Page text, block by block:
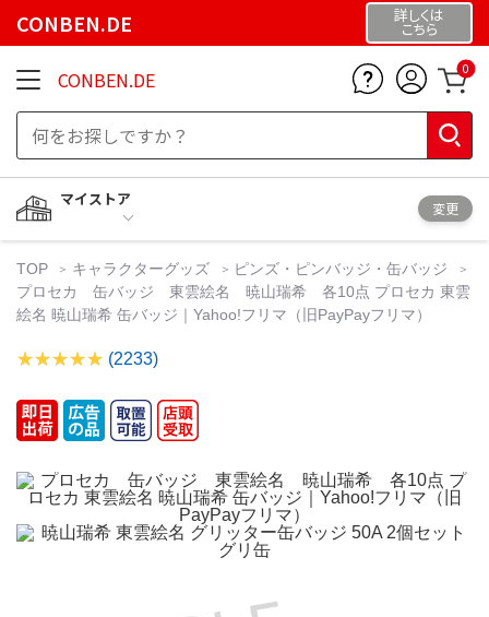
CONBEN.DE 詳しくは
こちら
CONBEN.DE 0
マイストア
変更
TOP キャラクターグッズ
ピンズ・ピンバッジ・缶バッジ
プロセカ 缶バッジ 東雲絵名 暁山瑞希 各10点 プロセカ 東雲
絵名 暁山瑞希 缶バッジ｜Yahoo!フリマ（旧PayPayフリマ）
(2233)